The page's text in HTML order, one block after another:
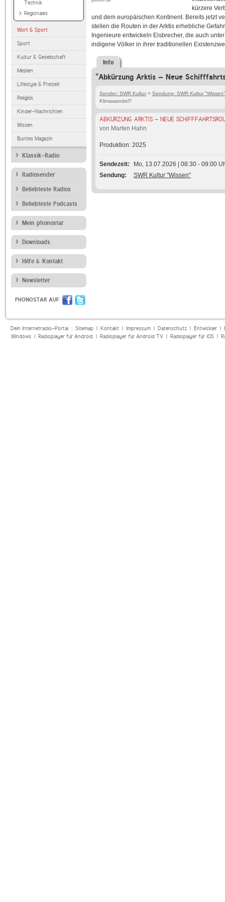
Technik
Regionales
Wort & Sport
Sport
Kultur & Gesellschaft
Medien
Lifestyle & Freizeit
Religiös
Kinder-Nachrichten
Wissen
Buntes Magazin
Klassik-Radio
Radiosender
Beliebteste Radios
Beliebteste Podcasts
Mein phonostar
Downloads
Hilfe & Kontakt
Newsletter
PHONOSTAR AUF
kürzere
und dem europäischen Kontinent. Bereits jetzt
stellen die Routen in der Arktis erhebliche
Ingenieure entwickeln Eisbrecher, die auch
indigene Völker in ihrer traditionellen
Info
"Abkürzung Arktis – Neue
Sender: SWR Kultur > Sendung: SWR Kultur "Wissen"
Klimawandel?
ABKÜRZUNG ARKTIS – NEUE
von Marten Hahn
Produktion: 2025
Sendezeit
Mo, 13.07.2026 | 08:30 - 09:00
Sendung
SWR Kultur "Wissen"
Dein Internetradio-Portal : Sitemap| Kontakt| Impressum| Datenschutz| Entwickler|
Windows| Radioplayer für Android| Radioplayer für Android TV| Radioplayer für iOS|